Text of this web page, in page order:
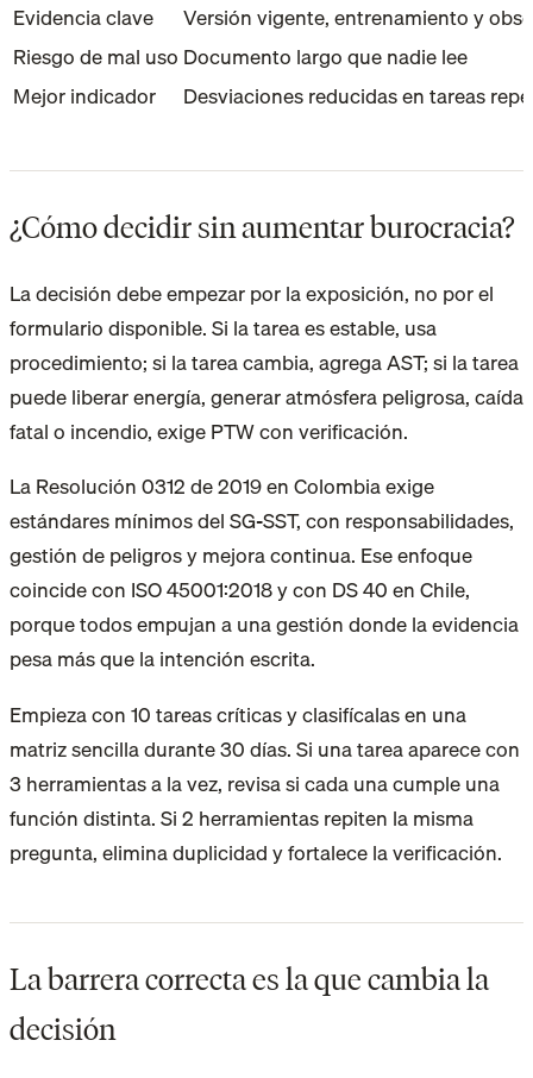
Evidencia clave
Versión vigente, entrenamiento y
Riesgo de mal uso Documento largo que nadie lee
Mejor indicador
Desviaciones reducidas en tareas
¿Cómo decidir sin aumentar burocracia?
La decisión debe empezar por la exposición, no por el
formulario disponible. Si la tarea es estable, usa
procedimiento; si la tarea cambia, agrega AST; si la tarea
puede liberar energía, generar atmósfera peligrosa, caída
fatal o incendio, exige PTW con verificación.
La Resolución 0312 de 2019 en Colombia exige
estándares mínimos del SG-SST, con responsabilidades,
gestión de peligros y mejora continua. Ese enfoque
coincide con ISO 45001:2018 y con DS 40 en Chile,
porque todos empujan a una gestión donde la evidencia
pesa más que la intención escrita.
Empieza con 10 tareas críticas y clasifícalas en una
matriz sencilla durante 30 días. Si una tarea aparece con
3 herramientas a la vez, revisa si cada una cumple una
función distinta. Si 2 herramientas repiten la misma
pregunta, elimina duplicidad y fortalece la verificación.
La barrera correcta es la que cambia la
decisión